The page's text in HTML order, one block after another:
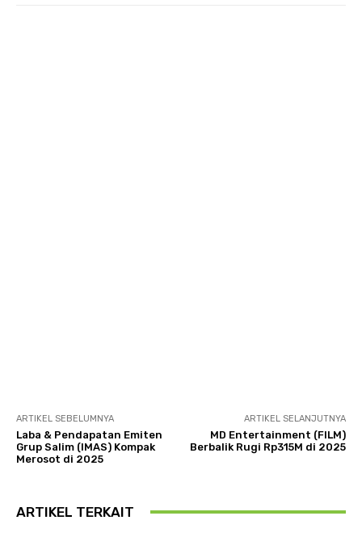
ARTIKEL SEBELUMNYA
Laba & Pendapatan Emiten
Grup Salim (IMAS) Kompak
Merosot di 2025
ARTIKEL SELANJUTNYA
MD Entertainment (FILM)
Berbalik Rugi Rp315M di 2025
ARTIKEL TERKAIT